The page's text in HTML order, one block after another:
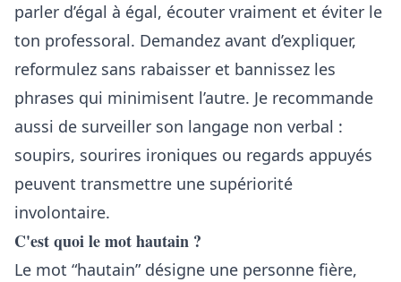
parler d’égal à égal, écouter vraiment et éviter le
ton professoral. Demandez avant d’expliquer,
reformulez sans rabaisser et bannissez les
phrases qui minimisent l’autre. Je recommande
aussi de surveiller son langage non verbal :
soupirs, sourires ironiques ou regards appuyés
peuvent transmettre une supériorité
involontaire.
C'est quoi le mot hautain ?
Le mot “hautain” désigne une personne fière,